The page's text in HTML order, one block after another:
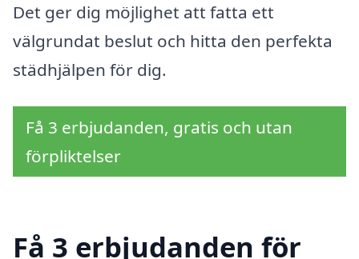
Det ger dig möjlighet att fatta ett
välgrundat beslut och hitta den perfekta
städhjälpen för dig.
Få 3 erbjudanden, gratis och utan
förpliktelser
Få 3 erbjudanden för